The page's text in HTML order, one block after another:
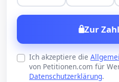
Zur
Ich akzeptiere die
von Petitionen.com für
Datenschutzerklärung.